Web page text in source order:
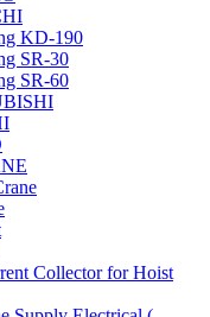
KD-190
SR-30
SR-60
Collector for Hoist